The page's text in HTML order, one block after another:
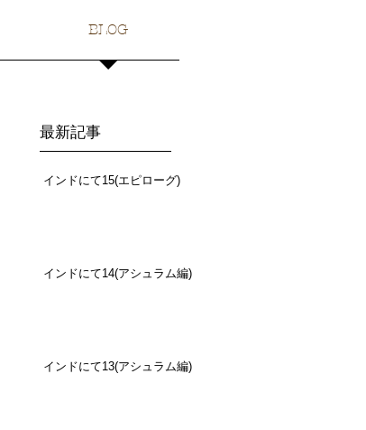
BLOG
最新記事
インドにて15(エピローグ)
インドにて14(アシュラム編)
インドにて13(アシュラム編)